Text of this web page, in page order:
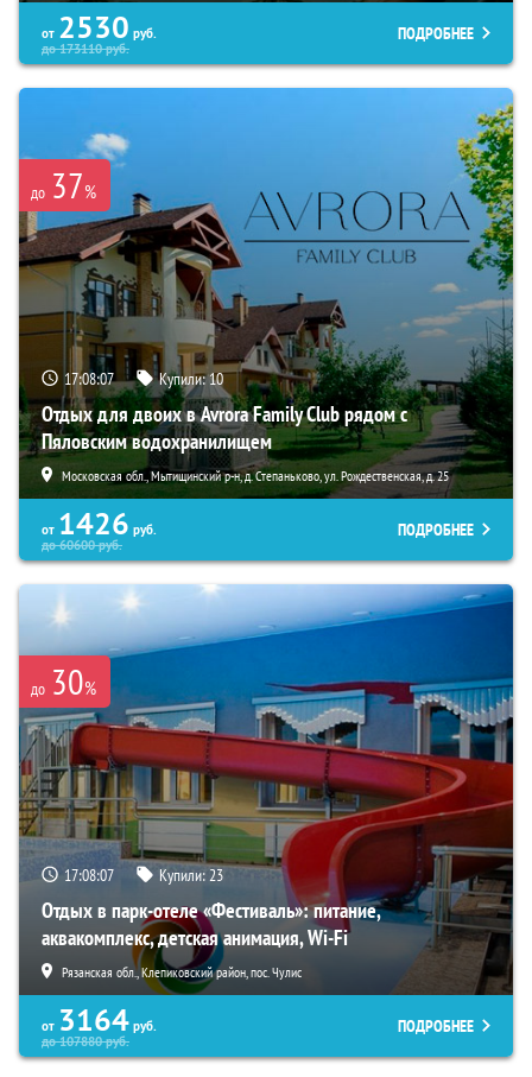
от 2530 руб.
до173110руб.
ПОДРОБНЕЕ
до 37%
17:08:06 Купили:10
Отдых для двоих в Avrora Family Club рядом с
Пяловским водохранилищем
Московская обл., Мытищинский р-н, д. Степаньково, ул. Рождественская, д. 25
от 1426 руб.
до60600руб.
ПОДРОБНЕЕ
до 30%
17:08:06 Купили:23
Отдых в парк-отеле «Фестиваль»: питание,
аквакомплекс, детская анимация, Wi-Fi
Рязанская обл., Клепиковский район, пос. Чулис
от 3164 руб.
до107880руб.
ПОДРОБНЕЕ